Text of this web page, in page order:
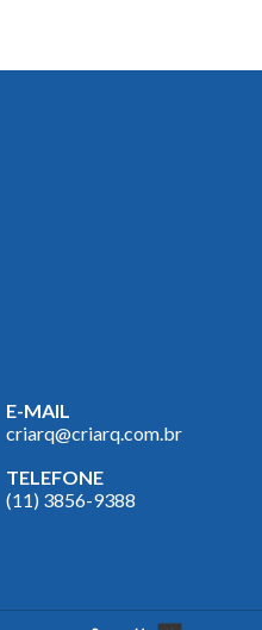
E-MAIL
criarq@criarq.com.br
TELEFONE
(11) 3856-9388